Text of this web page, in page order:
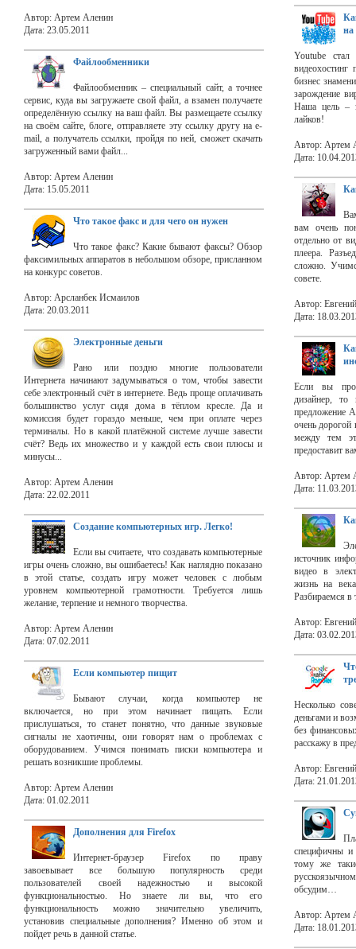
Автор: Артем Аленин
Дата: 23.05.2011
Файлообменники
Файлообменник – специальный сайт, а точнее
сервис, куда вы загружаете свой файл, а взамен получаете
определённую ссылку на ваш файл. Вы размещаете ссылку
на своём сайте, блоге, отправляете эту ссылку другу на e-
mail, а получатель ссылки, пройдя по ней, сможет скачать
загруженный вами файл...
Автор: Артем Аленин
Дата: 15.05.2011
Что такое факс и для чего он нужен
Что такое факс? Какие бывают факсы? Обзор
факсимильных аппаратов в небольшом обзоре, присланном
на конкурс советов.
Автор: Арсланбек Исмаилов
Дата: 20.03.2011
Электронные деньги
Рано или поздно многие пользователи
Интернета начинают задумываться о том, чтобы завести
себе электронный счёт в интернете. Ведь проще оплачивать
большинство услуг сидя дома в тёплом кресле. Да и
комиссия будет гораздо меньше, чем при оплате через
терминалы. Но в какой платёжной системе лучше завести
счёт? Ведь их множество и у каждой есть свои плюсы и
минусы...
Автор: Артем Аленин
Дата: 22.02.2011
Создание компьютерных игр. Легко!
Если вы считаете, что создавать компьютерные
игры очень сложно, вы ошибаетесь! Как наглядно показано
в этой статье, создать игру может человек с любым
уровнем компьютерной грамотности. Требуется лишь
желание, терпение и немного творчества.
Автор: Артем Аленин
Дата: 07.02.2011
Если компьютер пищит
Бывают случаи, когда компьютер не
включается, но при этом начинает пищать. Если
прислушаться, то станет понятно, что данные звуковые
сигналы не хаотичны, они говорят нам о проблемах с
оборудованием. Учимся понимать писки компьютера и
решать возникшие проблемы.
Автор: Артем Аленин
Дата: 01.02.2011
Дополнения для Firefox
Интернет-браузер Firefox по праву
завоевывает все большую популярность среди
пользователей своей надежностью и высокой
функциональностью. Но знаете ли вы, что его
функциональность можно значительно увеличить,
установив специальные дополнения? Именно об этом и
пойдет речь в данной статье.
на
Youtube стал
видеохостинг
бизнес
зарождение
Наша цель –
лайков!
Автор: Артем
Дата:
вам очень
отдельно от
плеера.
сложно.
совете.
Автор:
Дата:
Если вы
дизайнер, то
предложение
очень
между тем
предоставит
Автор: Артем
Дата:
источник
видео в
жизнь на
Разбираемся в
Автор:
Дата:
Несколько
деньгами и
без
расскажу в
Автор:
Дата:
специфичны и
тому же
обсудим…
Автор: Артем
Дата: